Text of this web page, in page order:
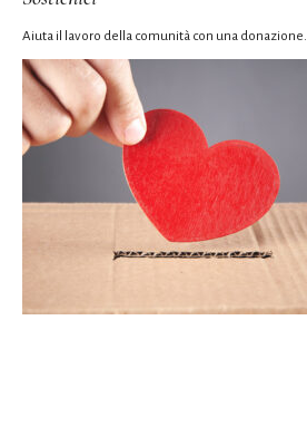
Aiuta il lavoro della comunità con una donazione.